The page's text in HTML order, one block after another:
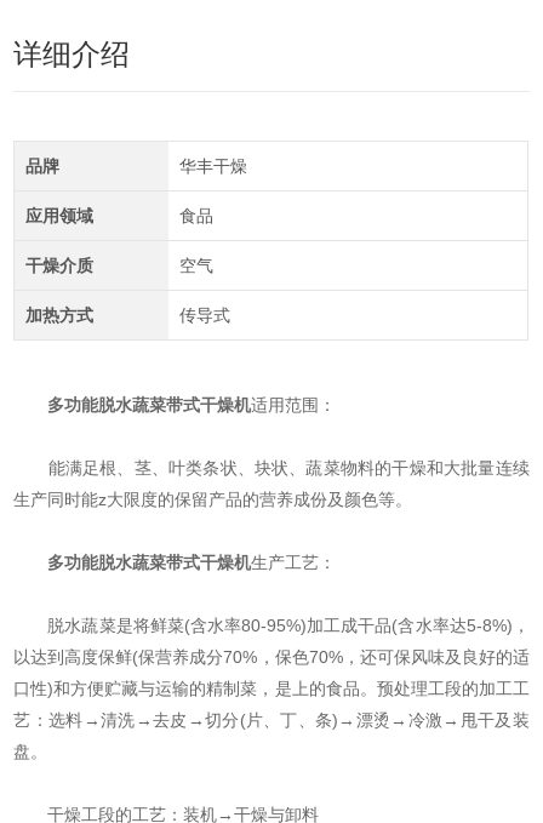
详细介绍
品牌 华丰干燥
应用领域 食品
干燥介质 空气
加热方式 传导式
多功能脱水蔬菜带式干燥机适用范围：
能满足根、茎、叶类条状、块状、蔬菜物料的干燥和大批量连续
生产同时能z大限度的保留产品的营养成份及颜色等。
多功能脱水蔬菜带式干燥机生产工艺：
脱水蔬菜是将鲜菜(含水率80-95%)加工成干品(含水率达5-8%)，
以达到高度保鲜(保营养成分70%，保色70%，还可保风味及良好的适
口性)和方便贮藏与运输的精制菜，是上的食品。预处理工段的加工工
艺：选料→清洗→去皮→切分(片、丁、条)→漂烫→冷激→甩干及装
盘。
干燥工段的工艺：装机→干燥与卸料